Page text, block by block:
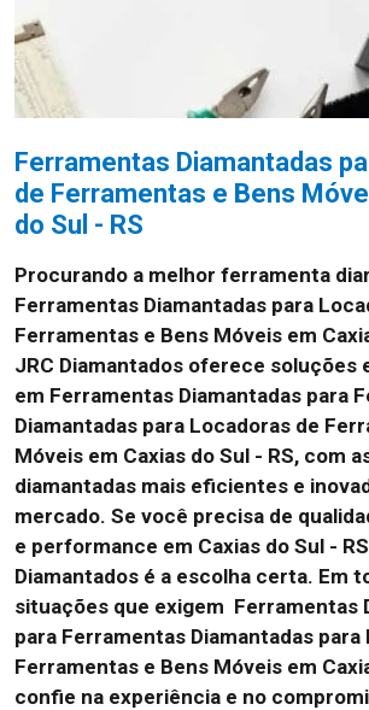
Ferramentas Diamantadas
de Ferramentas e Bens
do Sul - RS
Procurando a melhor ferramenta
Ferramentas Diamantadas para
Ferramentas e Bens Móveis em
JRC Diamantados oferece soluções
em Ferramentas Diamantadas para
Diamantadas para Locadoras de
Móveis em Caxias do Sul - RS, com
diamantadas mais eficientes e
mercado. Se você precisa de
e performance em Caxias do Sul -
Diamantados é a escolha certa. Em
situações que exigem Ferramentas
para Ferramentas Diamantadas para
Ferramentas e Bens Móveis em
confie na experiência e no